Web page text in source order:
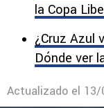
la Copa
¿Cruz Azul
Dónde ver
Actualizado el 13/